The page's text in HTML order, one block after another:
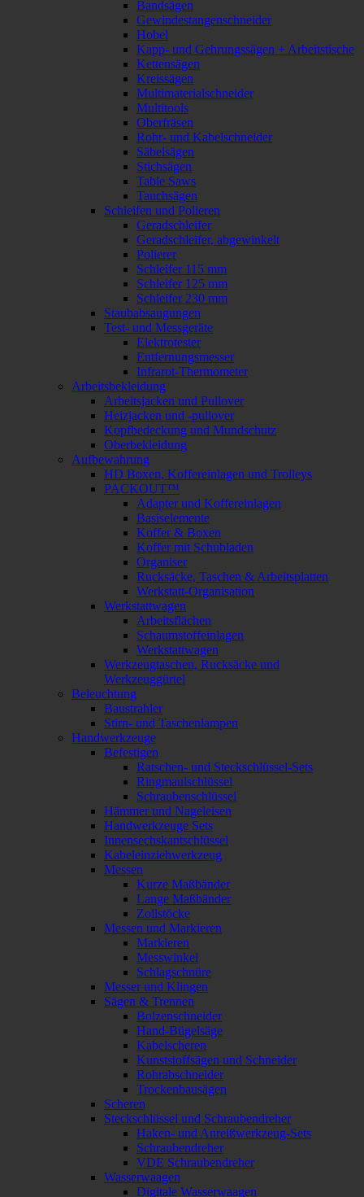
Bandsägen
Gewindestangenschneider
Hobel
Kapp- und Gehrungssägen + Arbeitstische
Kettensägen
Kreissägen
Multimaterialschneider
Multitools
Oberfräsen
Rohr- und Kabelschneider
Säbelsägen
Stichsägen
Table Saws
Tauchsägen
Schleifen und Polieren
Geradschleifer
Geradschleifer, abgewinkelt
Polierer
Schleifer 115 mm
Schleifer 125 mm
Schleifer 230 mm
Staubabsaugungen
Test- und Messgeräte
Elektrotester
Entfernungsmesser
Infrarot-Thermometer
Arbeitsbekleidung
Arbeitsjacken und Pullover
Heizjacken und -pullover
Kopfbedeckung und Mundschutz
Oberbekleidung
Aufbewahrung
HD Boxen, Koffereinlagen und Trolleys
PACKOUT™
Adapter und Koffereinlagen
Basiselemente
Koffer & Boxen
Koffer mit Schubladen
Organiser
Rucksäcke, Taschen & Arbeitsplatten
Werkstatt-Organisation
Werkstattwagen
Arbeitsflächen
Schaumstoffeinlagen
Werkstattwagen
Werkzeugtaschen, Rucksäcke und
Werkzeuggürtel
Beleuchtung
Baustrahler
Stirn- und Taschenlampen
Handwerkzeuge
Befestigen
Ratschen- und Steckschlüssel-Sets
Ringmaulschlüssel
Schraubenschlüssel
Hämmer und Nageleisen
Handwerkzeuge Sets
Innensechskantschlüssel
Kabeleinziehwerkzeug
Messen
Kurze Maßbänder
Lange Maßbänder
Zollstöcke
Messen und Markieren
Markieren
Messwinkel
Schlagschnüre
Messer und Klingen
Sägen & Trennen
Bolzenschneider
Hand-Bügelsäge
Kabelscheren
Kunststoffsägen und Schneider
Rohrabschneider
Trockenbausägen
Scheren
Steckschlüssel und Schraubendreher
Haken- und Anreißwerkzeug-Sets
Schraubendreher
VDE Schraubendreher
Wasserwaagen
Digitale Wasserwaagen